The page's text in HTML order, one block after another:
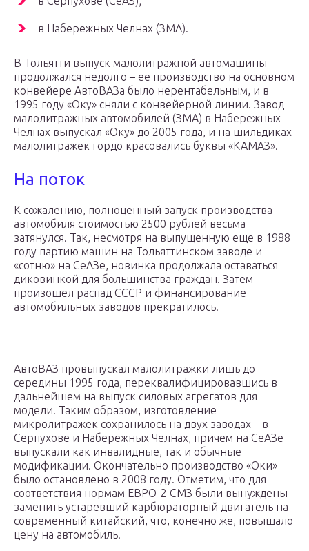
в Набережных Челнах (ЗМА).
В Тольятти выпуск малолитражной автомашины
продолжался недолго – ее производство на основном
конвейере АвтоВАЗа было нерентабельным, и в
1995 году «Оку» сняли с конвейерной линии. Завод
малолитражных автомобилей (ЗМА) в Набережных
Челнах выпускал «Оку» до 2005 года, и на шильдиках
малолитражек гордо красовались буквы «КАМАЗ».
На поток
К сожалению, полноценный запуск производства
автомобиля стоимостью 2500 рублей весьма
затянулся. Так, несмотря на выпущенную еще в 1988
году партию машин на Тольяттинском заводе и
«сотню» на СеАЗе, новинка продолжала оставаться
диковинкой для большинства граждан. Затем
произошел распад СССР и финансирование
автомобильных заводов прекратилось.
АвтоВАЗ провыпускал малолитражки лишь до
середины 1995 года, переквалифицировавшись в
дальнейшем на выпуск силовых агрегатов для
модели. Таким образом, изготовление
микролитражек сохранилось на двух заводах – в
Серпухове и Набережных Челнах, причем на СеАЗе
выпускали как инвалидные, так и обычные
модификации. Окончательно производство «Оки»
было остановлено в 2008 году. Отметим, что для
соответствия нормам ЕВРО-2 СМЗ были вынуждены
заменить устаревший карбюраторный двигатель на
современный китайский, что, конечно же, повышало
цену на автомобиль.